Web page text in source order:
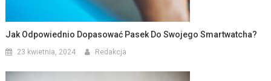
Jak Odpowiednio Dopasować Pasek Do Swojego Smartwatcha?
23 kwietnia, 2024 Redakcja